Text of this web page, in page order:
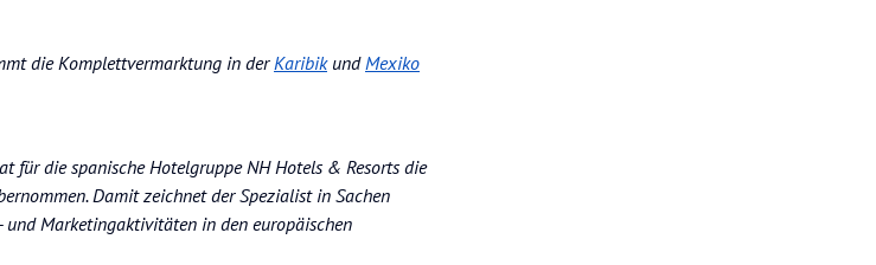
die Komplettvermarktung in derKaribikund Mexiko
für die spanische Hotelgruppe NH Hotels & Resorts die
Damit zeichnet der Spezialist in Sachen
Marketingaktivitäten in den europäischen